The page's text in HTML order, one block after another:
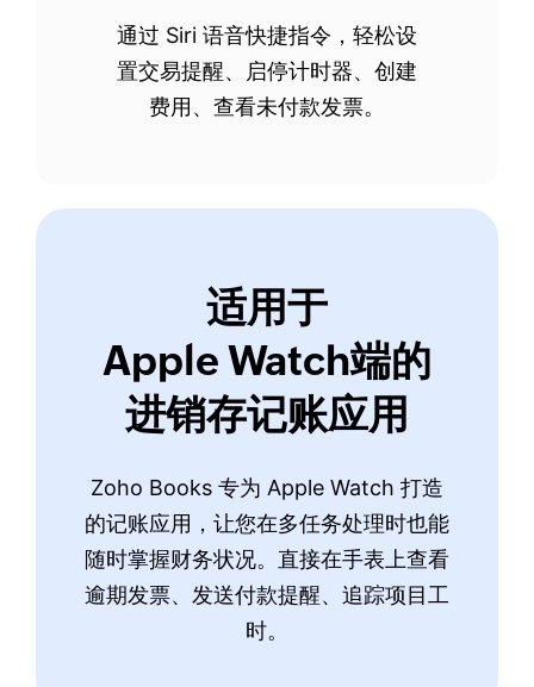
通过 Siri 语音快捷指令，轻松设
置交易提醒、启停计时器、创建
费用、查看未付款发票。
适用于
Apple Watch端的
进销存记账应用
Zoho Books 专为 Apple Watch 打造
的记账应用，让您在多任务处理时也能
随时掌握财务状况。直接在手表上查看
逾期发票、发送付款提醒、追踪项目工
时。